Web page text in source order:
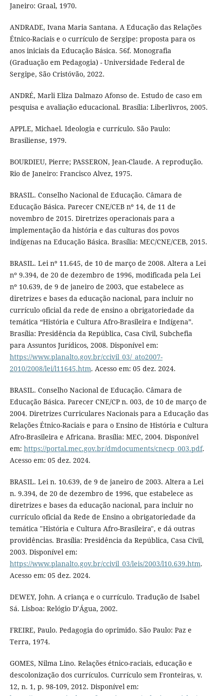
Janeiro: Graal, 1970.
ANDRADE, Ivana Maria Santana. A Educação das Relações
Étnico-Raciais e o currículo de Sergipe: proposta para os
anos iniciais da Educação Básica. 56f. Monografia
(Graduação em Pedagogia) - Universidade Federal de
Sergipe, São Cristóvão, 2022.
ANDRÉ, Marli Eliza Dalmazo Afonso de. Estudo de caso em
pesquisa e avaliação educacional. Brasília: Liberlivros, 2005.
APPLE, Michael. Ideologia e currículo. São Paulo:
Brasiliense, 1979.
BOURDIEU, Pierre; PASSERON, Jean-Claude. A reprodução.
Rio de Janeiro: Francisco Alvez, 1975.
BRASIL. Conselho Nacional de Educação. Câmara de
Educação Básica. Parecer CNE/CEB nº 14, de 11 de
novembro de 2015. Diretrizes operacionais para a
implementação da história e das culturas dos povos
indígenas na Educação Básica. Brasília: MEC/CNE/CEB, 2015.
BRASIL. Lei nº 11.645, de 10 de março de 2008. Altera a Lei
nº 9.394, de 20 de dezembro de 1996, modificada pela Lei
nº 10.639, de 9 de janeiro de 2003, que estabelece as
diretrizes e bases da educação nacional, para incluir no
currículo oficial da rede de ensino a obrigatoriedade da
temática “História e Cultura Afro-Brasileira e Indígena”.
Brasília: Presidência da República, Casa Civil, Subchefia
para Assuntos Jurídicos, 2008. Disponível em:
https://www.planalto.gov.br/ccivil_03/_ato2007-
2010/2008/lei/l11645.htm. Acesso em: 05 dez. 2024.
BRASIL. Conselho Nacional de Educação. Câmara de
Educação Básica. Parecer CNE/CP n. 003, de 10 de março de
2004. Diretrizes Curriculares Nacionais para a Educação das
Relações Étnico-Raciais e para o Ensino de História e Cultura
Afro-Brasileira e Africana. Brasília: MEC, 2004. Disponível
em: https://portal.mec.gov.br/dmdocuments/cnecp_003.pdf.
Acesso em: 05 dez. 2024.
BRASIL. Lei n. 10.639, de 9 de janeiro de 2003. Altera a Lei
n. 9.394, de 20 de dezembro de 1996, que estabelece as
diretrizes e bases da educação nacional, para incluir no
currículo oficial da Rede de Ensino a obrigatoriedade da
temática "História e Cultura Afro-Brasileira", e dá outras
providências. Brasília: Presidência da República, Casa Civil,
2003. Disponível em:
https://www.planalto.gov.br/ccivil_03/leis/2003/l10.639.htm.
Acesso em: 05 dez. 2024.
DEWEY, John. A criança e o currículo. Tradução de Isabel
Sá. Lisboa: Relógio D’Água, 2002.
FREIRE, Paulo. Pedagogia do oprimido. São Paulo: Paz e
Terra, 1974.
GOMES, Nilma Lino. Relações étnico-raciais, educação e
descolonização dos currículos. Currículo sem Fronteiras, v.
12, n. 1, p. 98-109, 2012. Disponível em: